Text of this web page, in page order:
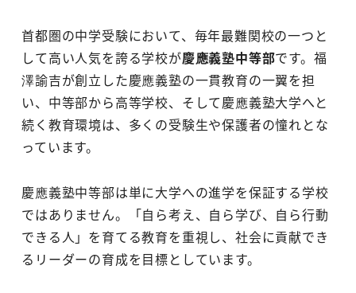
首都圏の中学受験において、毎年最難関校の一つと
して高い人気を誇る学校が慶應義塾中等部です。福
澤諭吉が創立した慶應義塾の一貫教育の一翼を担
い、中等部から高等学校、そして慶應義塾大学へと
続く教育環境は、多くの受験生や保護者の憧れとな
っています。
慶應義塾中等部は単に大学への進学を保証する学校
ではありません。「自ら考え、自ら学び、自ら行動
できる人」を育てる教育を重視し、社会に貢献でき
るリーダーの育成を目標としています。